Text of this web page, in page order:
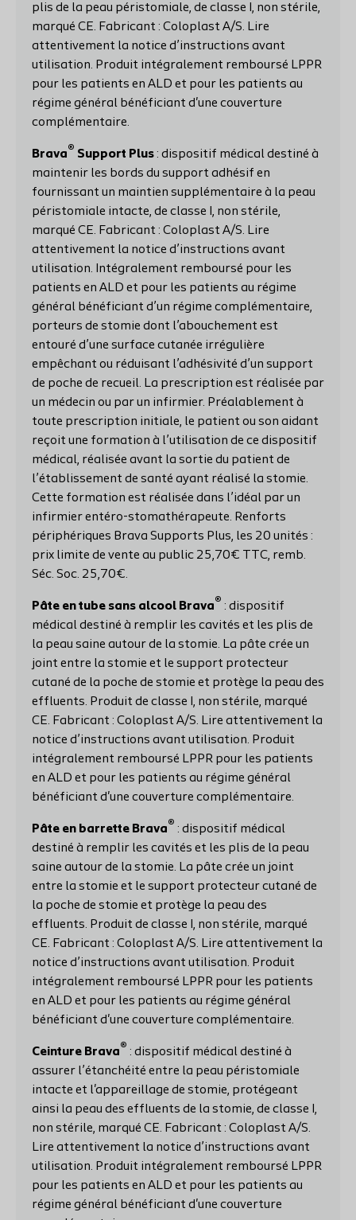
plis de la peau péristomiale, de classe I, non stérile,
marqué CE. Fabricant : Coloplast A/S. Lire
attentivement la notice d’instructions avant
utilisation. Produit intégralement remboursé LPPR
pour les patients en ALD et pour les patients au
régime général bénéficiant d'une couverture
complémentaire.
Brava® Support Plus : dispositif médical destiné à
maintenir les bords du support adhésif en
fournissant un maintien supplémentaire à la peau
péristomiale intacte, de classe I, non stérile,
marqué CE. Fabricant : Coloplast A/S. Lire
attentivement la notice d’instructions avant
utilisation. Intégralement remboursé pour les
patients en ALD et pour les patients au régime
général bénéficiant d’un régime complémentaire,
porteurs de stomie dont l’abouchement est
entouré d’une surface cutanée irrégulière
empêchant ou réduisant l’adhésivité d’un support
de poche de recueil. La prescription est réalisée par
un médecin ou par un infirmier. Préalablement à
toute prescription initiale, le patient ou son aidant
reçoit une formation à l’utilisation de ce dispositif
médical, réalisée avant la sortie du patient de
l’établissement de santé ayant réalisé la stomie.
Cette formation est réalisée dans l’idéal par un
infirmier entéro-stomathérapeute. Renforts
périphériques Brava Supports Plus, les 20 unités :
prix limite de vente au public 25,70€ TTC, remb.
Séc. Soc. 25,70€.
Pâte en tube sans alcool Brava® : dispositif
médical destiné à remplir les cavités et les plis de
la peau saine autour de la stomie. La pâte crée un
joint entre la stomie et le support protecteur
cutané de la poche de stomie et protège la peau des
effluents. Produit de classe I, non stérile, marqué
CE. Fabricant : Coloplast A/S. Lire attentivement la
notice d’instructions avant utilisation. Produit
intégralement remboursé LPPR pour les patients
en ALD et pour les patients au régime général
bénéficiant d'une couverture complémentaire.
Pâte en barrette Brava® : dispositif médical
destiné à remplir les cavités et les plis de la peau
saine autour de la stomie. La pâte crée un joint
entre la stomie et le support protecteur cutané de
la poche de stomie et protège la peau des
effluents. Produit de classe I, non stérile, marqué
CE. Fabricant : Coloplast A/S. Lire attentivement la
notice d’instructions avant utilisation. Produit
intégralement remboursé LPPR pour les patients
en ALD et pour les patients au régime général
bénéficiant d'une couverture complémentaire.
Ceinture Brava® : dispositif médical destiné à
assurer l’étanchéité entre la peau péristomiale
intacte et l'appareillage de stomie, protégeant
ainsi la peau des effluents de la stomie, de classe I,
non stérile, marqué CE. Fabricant : Coloplast A/S.
Lire attentivement la notice d’instructions avant
utilisation. Produit intégralement remboursé LPPR
pour les patients en ALD et pour les patients au
régime général bénéficiant d'une couverture